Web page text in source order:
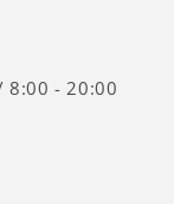
8:00 - 20:00